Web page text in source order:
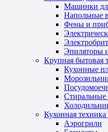
Машинки
Напольные
Фены и
Эпиляторы
Крупная бытовая
Кухонные
Кухонная техника
Аэрогрили